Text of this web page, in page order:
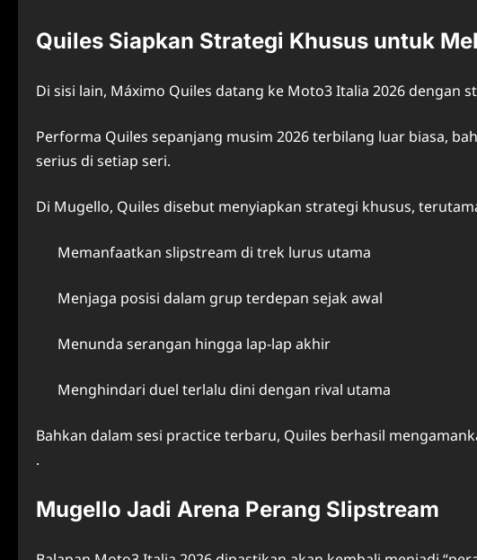
Quiles Siapkan Strategi Khusus untuk
Di sisi lain, Máximo Quiles datang ke Moto3 Italia 2026 dengan
Performa Quiles sepanjang musim 2026 terbilang luar biasa,
serius di setiap seri.
Di Mugello, Quiles disebut menyiapkan strategi khusus,
Memanfaatkan slipstream di trek lurus utama
Menjaga posisi dalam grup terdepan sejak awal
Menunda serangan hingga lap-lap akhir
Menghindari duel terlalu dini dengan rival utama
Bahkan dalam sesi practice terbaru, Quiles berhasil
.
Mugello Jadi Arena Perang Slipstream